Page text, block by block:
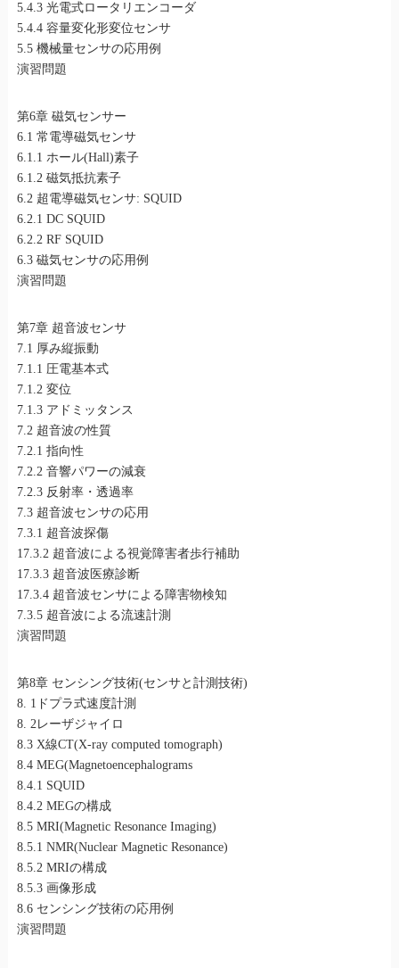
5.4.3 光電式ロータリエンコーダ
5.4.4 容量変化形変位センサ
5.5 機械量センサの応用例
演習問題
第6章 磁気センサー
6.1 常電導磁気センサ
6.1.1 ホール(Hall)素子
6.1.2 磁気抵抗素子
6.2 超電導磁気センサ: SQUID
6.2.1 DC SQUID
6.2.2 RF SQUID
6.3 磁気センサの応用例
演習問題
第7章 超音波センサ
7.1 厚み縦振動
7.1.1 圧電基本式
7.1.2 変位
7.1.3 アドミッタンス
7.2 超音波の性質
7.2.1 指向性
7.2.2 音響パワーの減衰
7.2.3 反射率・透過率
7.3 超音波センサの応用
7.3.1 超音波探傷
17.3.2 超音波による視覚障害者歩行補助
17.3.3 超音波医療診断
17.3.4 超音波センサによる障害物検知
7.3.5 超音波による流速計測
演習問題
第8章 センシング技術(センサと計測技術)
8. 1ドプラ式速度計測
8. 2レーザジャイロ
8.3 X線CT(X-ray computed tomograph)
8.4 MEG(Magnetoencephalograms
8.4.1 SQUID
8.4.2 MEGの構成
8.5 MRI(Magnetic Resonance Imaging)
8.5.1 NMR(Nuclear Magnetic Resonance)
8.5.2 MRIの構成
8.5.3 画像形成
8.6 センシング技術の応用例
演習問題